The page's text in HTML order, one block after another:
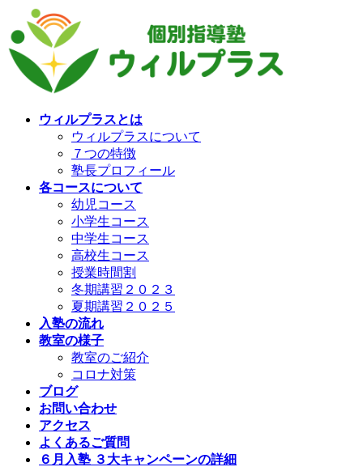
ン
テ
ン
ビ
ゲ
ー
ウィルプラスとは
ウィルプラスについて
７つの特徴
塾長プロフィール
各コースについて
幼児コース
小学生コース
中学生コース
高校生コース
授業時間割
冬期講習２０２３
夏期講習２０２５
入塾の流れ
教室の様子
教室のご紹介
コロナ対策
ブログ
お問い合わせ
アクセス
よくあるご質問
６月入塾 ３大キャンペーンの詳細